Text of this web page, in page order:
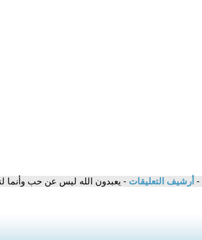
- أرشيف التعليقات - يعبدون الله ليس عن حب وأنما